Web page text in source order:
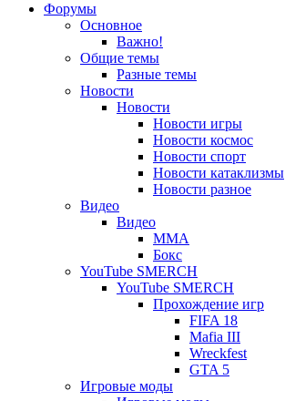
вкладке)
новой
вкладке)
новой
вкладке)
Форумы
Основное
Важно!
Общие темы
Разные темы
Новости
Новости
Новости игры
Новости космос
Новости спорт
Новости катаклизмы
Новости разное
Видео
Видео
ММА
Бокс
YouTube SMERCH
YouTube SMERCH
Прохождение игр
FIFA 18
Mafia III
Wreckfest
GTA 5
Игровые моды